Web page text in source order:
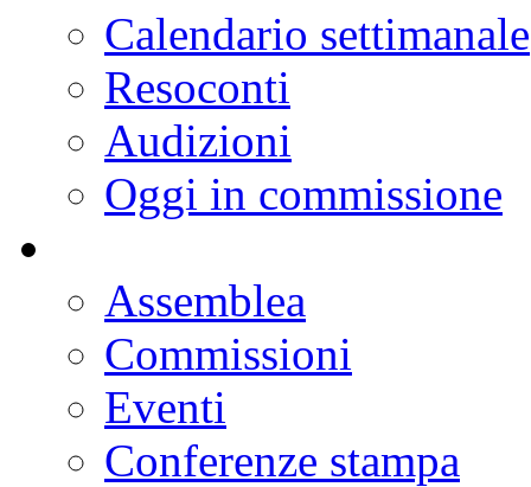
Calendario settimanale
Resoconti
Audizioni
Oggi in commissione
Assemblea
Commissioni
Eventi
Conferenze stampa